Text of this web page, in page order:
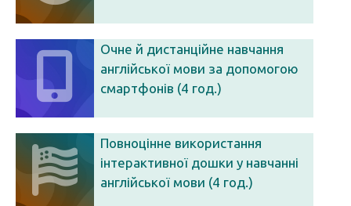
Очне й дистанційне навчання
англійської мови за допомогою
смартфонів (4 год.)
Повноцінне використання
інтерактивної дошки у навчанні
англійської мови (4 год.)